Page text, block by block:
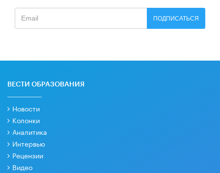
ПОДПИСАТЬСЯ
ВЕСТИ ОБРАЗОВАНИЯ
Новости
Колонки
Аналитика
Интервью
Рецензии
Видео